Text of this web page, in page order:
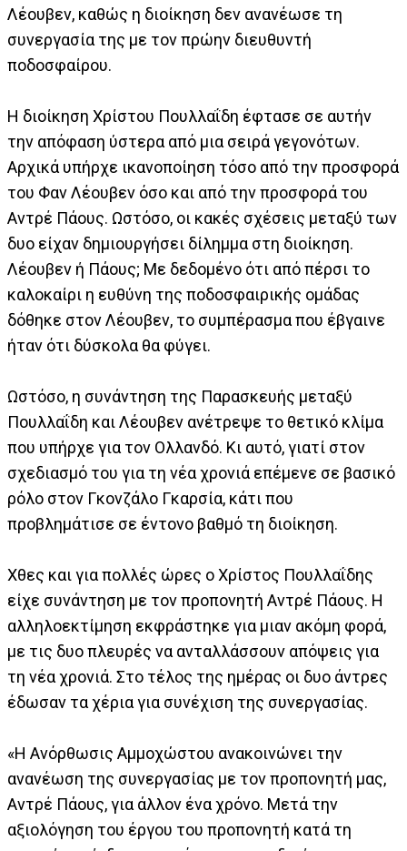
Λέουβεν, καθώς η διοίκηση δεν ανανέωσε τη
συνεργασία της με τον πρώην διευθυντή
ποδοσφαίρου.
Η διοίκηση Χρίστου Πουλλαΐδη έφτασε σε αυτήν
την απόφαση ύστερα από μια σειρά γεγονότων.
Αρχικά υπήρχε ικανοποίηση τόσο από την προσφορά
του Φαν Λέουβεν όσο και από την προσφορά του
Αντρέ Πάους. Ωστόσο, οι κακές σχέσεις μεταξύ των
δυο είχαν δημιουργήσει δίλημμα στη διοίκηση.
Λέουβεν ή Πάους; Με δεδομένο ότι από πέρσι το
καλοκαίρι η ευθύνη της ποδοσφαιρικής ομάδας
δόθηκε στον Λέουβεν, το συμπέρασμα που έβγαινε
ήταν ότι δύσκολα θα φύγει.
Ωστόσο, η συνάντηση της Παρασκευής μεταξύ
Πουλλαΐδη και Λέουβεν ανέτρεψε το θετικό κλίμα
που υπήρχε για τον Ολλανδό. Κι αυτό, γιατί στον
σχεδιασμό του για τη νέα χρονιά επέμενε σε βασικό
ρόλο στον Γκονζάλο Γκαρσία, κάτι που
προβλημάτισε σε έντονο βαθμό τη διοίκηση.
Χθες και για πολλές ώρες ο Χρίστος Πουλλαΐδης
είχε συνάντηση με τον προπονητή Αντρέ Πάους. Η
αλληλοεκτίμηση εκφράστηκε για μιαν ακόμη φορά,
με τις δυο πλευρές να ανταλλάσσουν απόψεις για
τη νέα χρονιά. Στο τέλος της ημέρας οι δυο άντρες
έδωσαν τα χέρια για συνέχιση της συνεργασίας.
«Η Ανόρθωσις Αμμοχώστου ανακοινώνει την
ανανέωση της συνεργασίας με τον προπονητή μας,
Αντρέ Πάους, για άλλον ένα χρόνο. Μετά την
αξιολόγηση του έργου του προπονητή κατά τη